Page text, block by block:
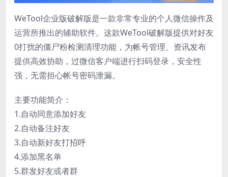
WeTool企业版破解版是一款非常专业的个人微信操作及
运营所推出的辅助软件。这款WeTool破解版提供对好友
0打扰的僵尸粉检测清理功能，为帐号管理、资讯发布
提供高效协助，过微信客户端进行扫码登录，安全性
强，无需担心帐号密码泄漏。
主要功能简介：
1.自动同意添加好友
2.自动备注好友
3.自动新好友打招呼
4.添加黑名单
5.群发好友或者群